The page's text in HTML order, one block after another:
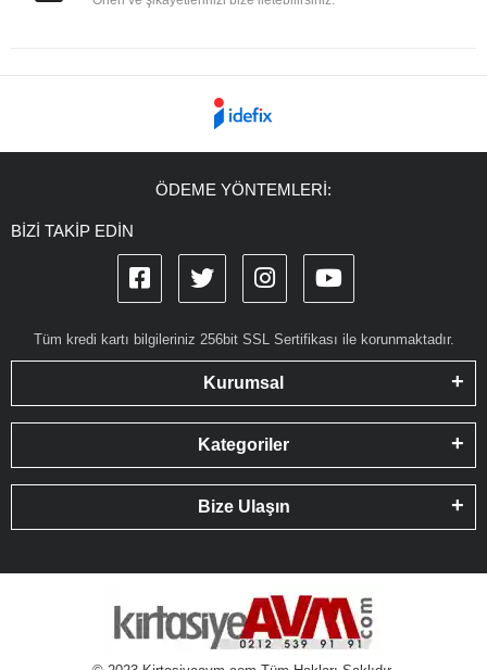
ÖDEME YÖNTEMLERİ:
BİZİ TAKİP EDİN
Tüm kredi kartı bilgileriniz 256bit SSL Sertifikası ile korunmaktadır.
Kurumsal
Kategoriler
Bize Ulaşın